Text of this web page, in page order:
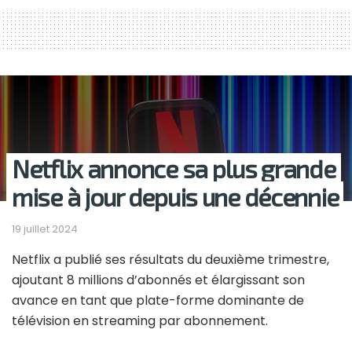
Netflix annonce sa plus grande
mise à jour depuis une décennie
19 juillet 2024
Netflix a publié ses résultats du deuxième trimestre,
ajoutant 8 millions d’abonnés et élargissant son
avance en tant que plate-forme dominante de
télévision en streaming par abonnement.